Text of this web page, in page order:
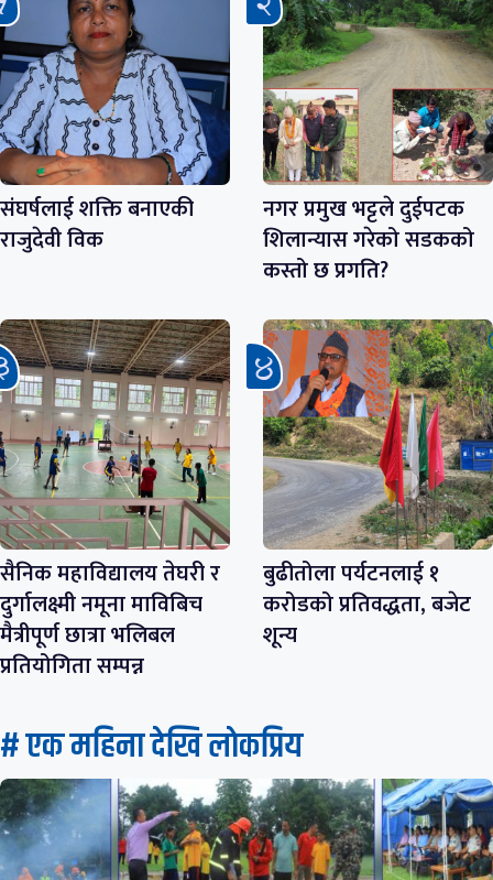
संघर्षलाई शक्ति बनाएकी
राजुदेवी विक
नगर प्रमुख भट्टले दुईपटक
शिलान्यास गरेको सडकको
कस्तो छ प्रगति?
सैनिक महाविद्यालय तेघरी र
दुर्गालक्ष्मी नमूना माविबिच
मैत्रीपूर्ण छात्रा भलिबल
प्रतियोगिता सम्पन्न
बुढीतोला पर्यटनलाई १
करोडको प्रतिवद्धता, बजेट
शून्य
# एक महिना देखि लाेकप्रिय